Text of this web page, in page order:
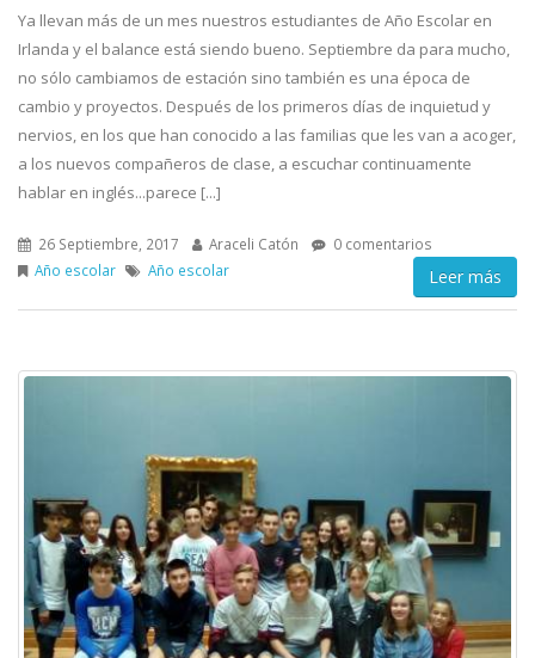
Ya llevan más de un mes nuestros estudiantes de Año Escolar en
Irlanda y el balance está siendo bueno. Septiembre da para mucho,
no sólo cambiamos de estación sino también es una época de
cambio y proyectos. Después de los primeros días de inquietud y
nervios, en los que han conocido a las familias que les van a acoger,
a los nuevos compañeros de clase, a escuchar continuamente
hablar en inglés...parece [...]
26 Septiembre, 2017 Araceli Catón
0 comentarios
Año escolar
Año escolar Leer más